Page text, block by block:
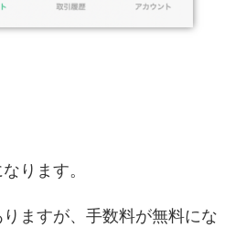
ります。
ますが、手数料が無料にな